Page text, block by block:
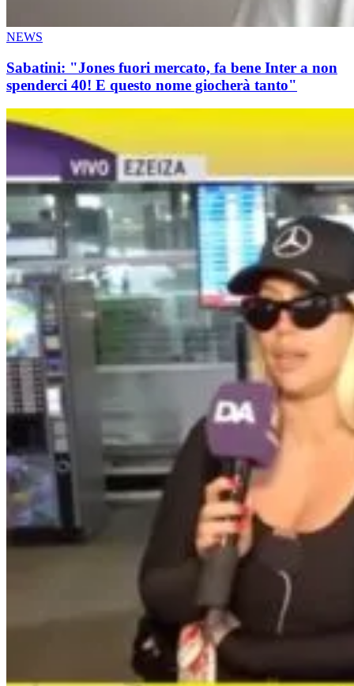
NEWS
Sabatini: "Jones fuori mercato, fa bene Inter a non
spenderci 40! E questo nome giocherà tanto"